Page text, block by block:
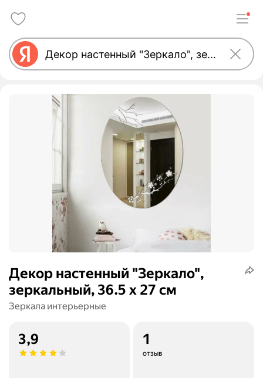
Декор настенный "Зеркало",
зеркальный, 36.5 х 27 см
Зеркала интерьерные
3,9 1
отзыв